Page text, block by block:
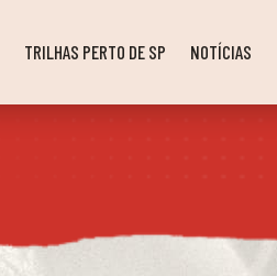
TRILHAS PERTO DE SP NOTÍCIAS